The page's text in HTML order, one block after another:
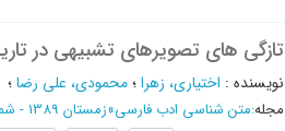
تازگی های تصویرهای تشبیهی در
نویسنده : اختیاری، زهرا؛محمودی، علی رضا؛
مجله:متن شناسی ادب فارسی»زمستان 1389 - شماره 8